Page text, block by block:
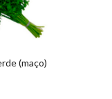
(maço)